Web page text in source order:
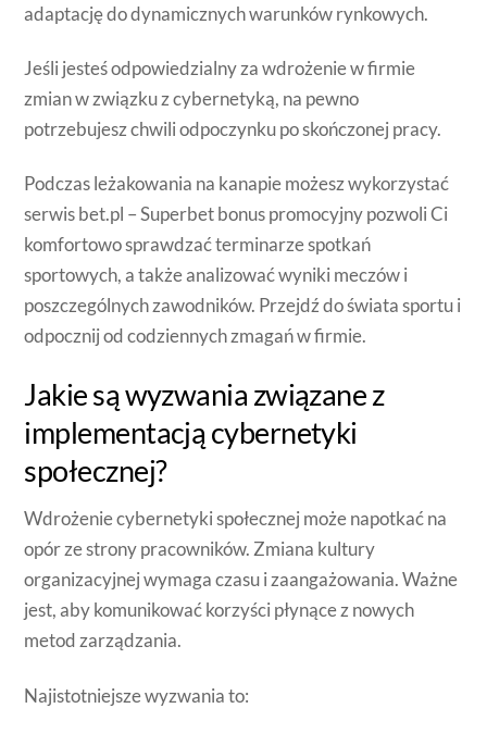
adaptację do dynamicznych warunków rynkowych.
Jeśli jesteś odpowiedzialny za wdrożenie w firmie
zmian w związku z cybernetyką, na pewno
potrzebujesz chwili odpoczynku po skończonej pracy.
Podczas leżakowania na kanapie możesz wykorzystać
serwisbet.pl – Superbet bonus promocyjnypozwoli Ci
komfortowo sprawdzać terminarze spotkań
sportowych, a także analizować wyniki meczów i
poszczególnych zawodników. Przejdź do świata sportu i
odpocznij od codziennych zmagań w firmie.
Jakie są wyzwania związane z
implementacją cybernetyki
społecznej?
Wdrożenie cybernetyki społecznej może napotkać na
opór ze strony pracowników. Zmiana kultury
organizacyjnej wymaga czasu i zaangażowania. Ważne
jest, aby komunikować korzyści płynące z nowych
metod zarządzania.
Najistotniejsze wyzwania to: